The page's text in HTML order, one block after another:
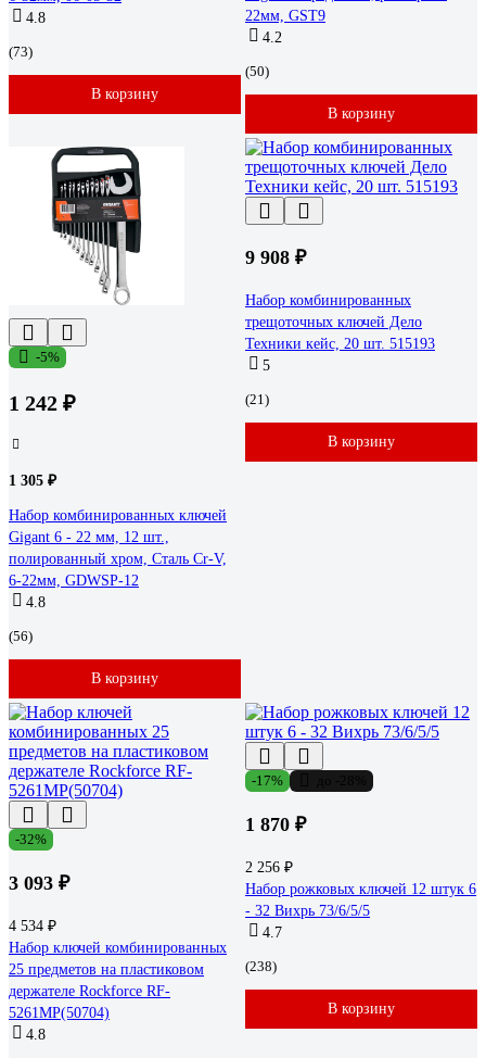
4.8
(73)
В корзину
22мм, GST9
4.2
(50)
В корзину
-5%
1 242 ₽
1 305 ₽
Набор комбинированных ключей
Gigant 6 - 22 мм, 12 шт.,
полированный хром, Сталь Cr-V,
6-22мм, GDWSP-12
4.8
(56)
В корзину
9 908 ₽
Набор комбинированных
трещоточных ключей Дело
Техники кейс, 20 шт. 515193
5
(21)
В корзину
-32%
3 093 ₽
4 534 ₽
Набор ключей комбинированных
25 предметов на пластиковом
держателе Rockforce RF-
5261MP(50704)
4.8
-17%
1 870 ₽
2 256 ₽
Набор рожковых ключей 12 штук 6
- 32 Вихрь 73/6/5/5
4.7
(238)
В корзину